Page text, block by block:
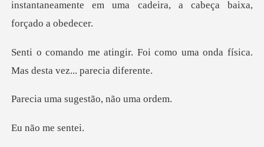
instantaneamen
oi como uma onda física.
Mas
sugestão, nã
o me